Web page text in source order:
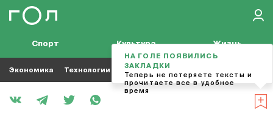
Спорт Культура Жизнь
Экономика Технологии Кино Футбол
НА ГОЛЕ ПОЯВИЛИСЬ
ЗАКЛАДКИ
Теперь не потеряете тексты и
прочитаете все в удобное
время